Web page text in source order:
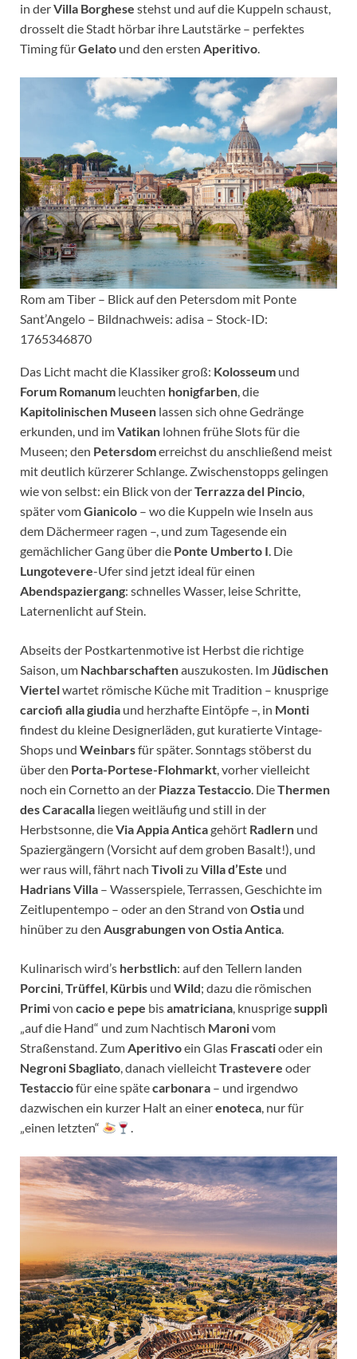
in derVilla Borghese stehst und auf die Kuppeln schaust,
drosselt die Stadt hörbar ihre Lautstärke – perfektes
Timing fürGelato und den ersten Aperitivo.
Rom am Tiber – Blick auf den Petersdom mit Ponte
Sant’Angelo – Bildnachweis: adisa – Stock-ID:
1765346870
Das Licht macht die Klassiker groß: Kolosseum und
Forum Romanum leuchten honigfarben, die
Kapitolinischen Museen lassen sich ohne Gedränge
erkunden, und imVatikan lohnen frühe Slots für die
Museen; den Petersdomerreichst du anschließend meist
mit deutlich kürzerer Schlange. Zwischenstopps gelingen
wie von selbst: ein Blick von derTerrazza del Pincio,
später vomGianicolo – wo die Kuppeln wie Inseln aus
dem Dächermeer ragen –, und zum Tagesende ein
gemächlicher Gang über die Ponte Umberto I. Die
Lungotevere-Ufer sind jetzt ideal für einen
Abendspaziergang: schnelles Wasser, leise Schritte,
Laternenlicht auf Stein.
Abseits der Postkartenmotive ist Herbst die richtige
Saison, um Nachbarschaftenauszukosten. ImJüdischen
Viertelwartet römische Küche mit Tradition – knusprige
carciofi alla giudia und herzhafte Eintöpfe –, in Monti
findest du kleine Designerläden, gut kuratierte Vintage-
Shops und Weinbarsfür später. Sonntags stöberst du
über den Porta-Portese-Flohmarkt, vorher vielleicht
noch ein Cornetto an der Piazza Testaccio. DieThermen
des Caracalla liegen weitläufig und still in der
Herbstsonne, dieVia Appia Anticagehört Radlern und
Spaziergängern (Vorsicht auf dem groben Basalt!), und
wer raus will, fährt nach Tivolizu Villa d’Este und
Hadrians Villa – Wasserspiele, Terrassen, Geschichte im
Zeitlupentempo – oder an den Strand von Ostia und
hinüber zu den Ausgrabungen von Ostia Antica.
Kulinarisch wird’s herbstlich: auf den Tellern landen
Porcini,Trüffel, Kürbis und Wild; dazu die römischen
Primivon cacio e pepe bisamatriciana, knusprigesupplì
„auf die Hand“ und zum Nachtisch Maronivom
Straßenstand. ZumAperitivoein Glas Frascatioder ein
Negroni Sbagliato, danach vielleichtTrastevere oder
Testacciofür eine spätecarbonara – und irgendwo
dazwischen ein kurzer Halt an einerenoteca, nur für
„einen letzten“
.